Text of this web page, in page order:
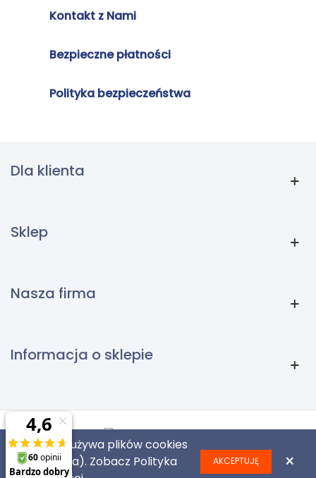
Kontakt z Nami
Bezpieczne płatności
Polityka bezpieczeństwa
Dla klienta
Sklep
Nasza firma
Informacja o sklepie
TonerMarkt 2018
Ta strona używa plików cookies
(ciasteczka). Zobacz Polityka
AKCEPTUJĘ ×